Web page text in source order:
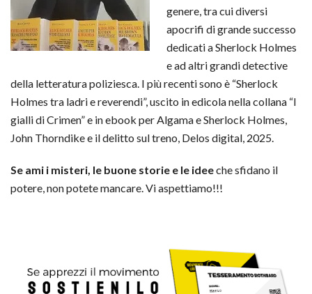
genere, tra cui diversi
apocrifi di grande successo
dedicati a Sherlock Holmes
e ad altri grandi detective
della letteratura poliziesca. I più recenti sono è “Sherlock
Holmes tra ladri e reverendi”, uscito in edicola nella collana “I
gialli di Crimen” e in ebook per Algama e Sherlock Holmes,
John Thorndike e il delitto sul treno, Delos digital, 2025.
Se ami i misteri, le buone storie e le ideeche sfidano il
potere, non potete mancare. Vi aspettiamo!!!